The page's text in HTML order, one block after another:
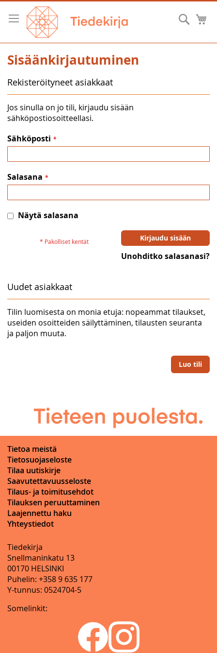
Skip
Content
Hae
Sisäänkirjautuminen
Rekisteröityneet asiakkaat
Jos sinulla on jo tili, kirjaudu sisään
sähköpostiosoitteellasi.
Sähköposti
Salasana
Näytä salasana
Kirjaudu sisään
Unohditko salasanasi?
Uudet asiakkaat
Tilin luomisesta on monia etuja: nopeammat tilaukset,
useiden osoitteiden säilyttäminen, tilausten seuranta
ja paljon muuta.
Luo tili
Tietoa meistä
Tietosuojaseloste
Tilaa uutiskirje
Saavutettavuusseloste
Tilaus- ja toimitusehdot
Tilauksen peruuttaminen
Laajennettu haku
Yhteystiedot
Tiedekirja
Snellmaninkatu 13
00170 HELSINKI
Puhelin: +358 9 635 177
Y-tunnus: 0524704-5
Somelinkit: